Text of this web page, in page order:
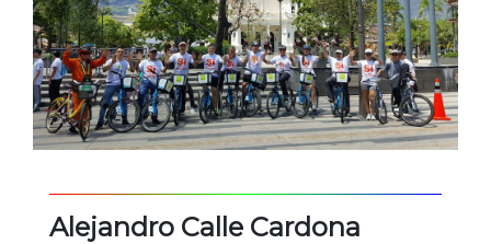
Alejandro Calle Cardona